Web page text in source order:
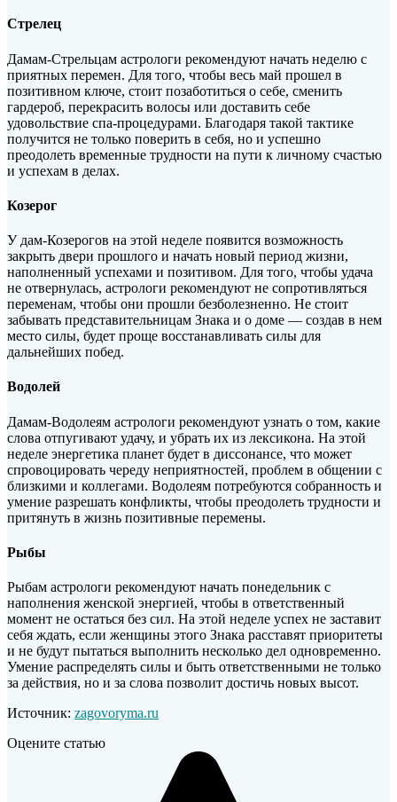
Стрелец
Дамам-Стрельцам астрологи рекомендуют начать неделю с
приятных перемен. Для того, чтобы весь май прошел в
позитивном ключе, стоит позаботиться о себе, сменить
гардероб, перекрасить волосы или доставить себе
удовольствие спа-процедурами. Благодаря такой тактике
получится не только поверить в себя, но и успешно
преодолеть временные трудности на пути к личному счастью
и успехам в делах.
Козерог
У дам-Козерогов на этой неделе появится возможность
закрыть двери прошлого и начать новый период жизни,
наполненный успехами и позитивом. Для того, чтобы удача
не отвернулась, астрологи рекомендуют не сопротивляться
переменам, чтобы они прошли безболезненно. Не стоит
забывать представительницам Знака и о доме — создав в нем
место силы, будет проще восстанавливать силы для
дальнейших побед.
Водолей
Дамам-Водолеям астрологи рекомендуют узнать о том, какие
слова отпугивают удачу, и убрать их из лексикона. На этой
неделе энергетика планет будет в диссонансе, что может
спровоцировать череду неприятностей, проблем в общении с
близкими и коллегами. Водолеям потребуются собранность и
умение разрешать конфликты, чтобы преодолеть трудности и
притянуть в жизнь позитивные перемены.
Рыбы
Рыбам астрологи рекомендуют начать понедельник с
наполнения женской энергией, чтобы в ответственный
момент не остаться без сил. На этой неделе успех не заставит
себя ждать, если женщины этого Знака расставят приоритеты
и не будут пытаться выполнить несколько дел одновременно.
Умение распределять силы и быть ответственными не только
за действия, но и за слова позволит достичь новых высот.
Источник: zagovoryma.ru
Оцените статью